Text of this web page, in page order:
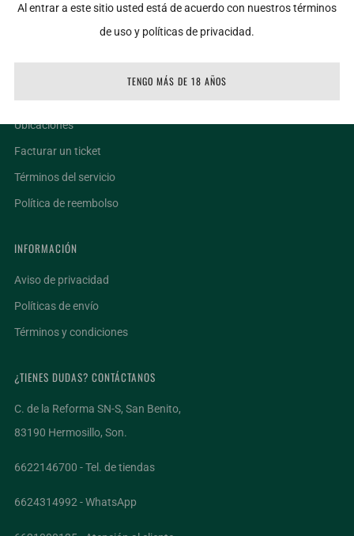
Al entrar a este sitio usted está de acuerdo con nuestros términos
de uso y políticas de privacidad.
TENGO MÁS DE 18 AÑOS
maduros y aromas especiados con notas de chocolates
Ubicaciones
Facturar un ticket
Términos del servicio
Política de reembolso
INFORMACIÓN
Aviso de privacidad
Políticas de envío
Términos y condiciones
¿TIENES DUDAS? CONTÁCTANOS
C. de la Reforma SN-S, San Benito,
83190 Hermosillo, Son.
6622146700 - Tel. de tiendas
6624314992 - WhatsApp